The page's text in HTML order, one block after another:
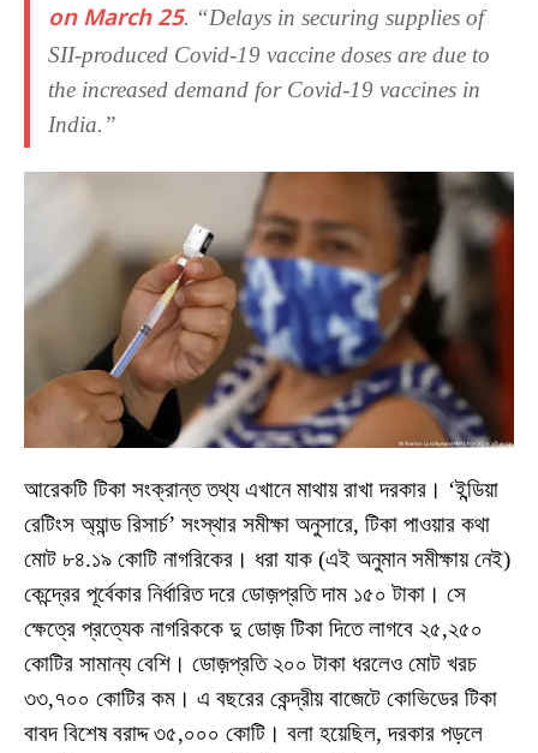
on March 25. “Delays in securing supplies of
SII-produced Covid-19 vaccine doses are due to
the increased demand for Covid-19 vaccines in
India.”
আরেকটি টিকা সংক্রান্ত তথ্য এখানে মাথায় রাখা দরকার। ‘ইন্ডিয়া
রেটিংস অ্যান্ড রিসার্চ’ সংস্থার সমীক্ষা অনুসারে, টিকা পাওয়ার কথা
মোট ৮৪.১৯ কোটি নাগরিকের। ধরা যাক (এই অনুমান সমীক্ষায় নেই)
কেন্দ্রের পূর্বেকার নির্ধারিত দরে ডোজ়প্রতি দাম ১৫০ টাকা। সে
ক্ষেত্রে প্রত্যেক নাগরিককে দু ডোজ় টিকা দিতে লাগবে ২৫,২৫০
কোটির সামান্য বেশি। ডোজ়প্রতি ২০০ টাকা ধরলেও মোট খরচ
৩৩,৭০০ কোটির কম। এ বছরের কেন্দ্রীয় বাজেটে কোভিডের টিকা
বাবদ বিশেষ বরাদ্দ ৩৫,০০০ কোটি। বলা হয়েছিল, দরকার পড়লে